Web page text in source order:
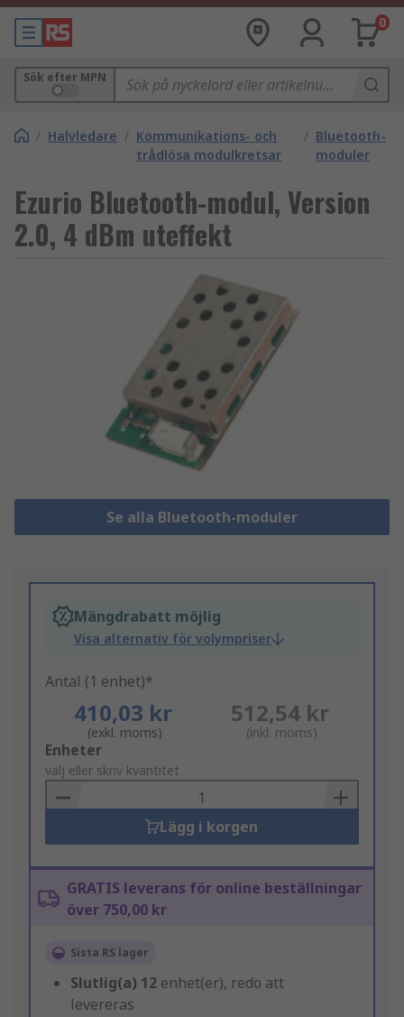
0
Sök efter MPN
/ Halvledare / Kommunikations- och
trådlösa modulkretsar
/ Bluetooth-
moduler
Ezurio Bluetooth-modul, Version
2.0, 4 dBm uteffekt
Se alla Bluetooth-moduler
Mängdrabatt möjlig
Visa alternativ för volympriser
Antal (1 enhet)*
410,03 kr
(exkl. moms)
512,54 kr
(inkl. moms)
Add
to
Basket
Enheter
välj eller skriv kvantitet
Lägg i korgen
GRATIS leverans för online beställningar
över 750,00 kr
Sista RS lager
Slutlig(a) 12 enhet(er), redo att
levereras